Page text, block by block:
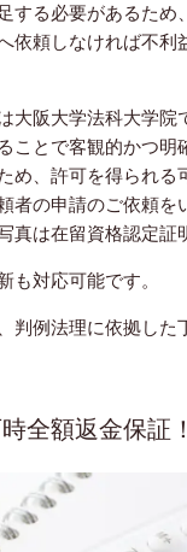
する必要があるため
依頼しなければ不利
大阪大学法科大学院
ことで客観的かつ明
め、許可を得られる
者の申請のご依頼を
真は在留資格認定証
も対応可能です。
判例法理に依拠した
全額返金保証！